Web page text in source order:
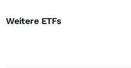
Weitere ETFs